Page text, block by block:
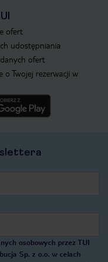
ofert
udostępniania
ofert
o Twojej rezerwacji w
osobowych przez TUI
Sp. z o.o. w celach